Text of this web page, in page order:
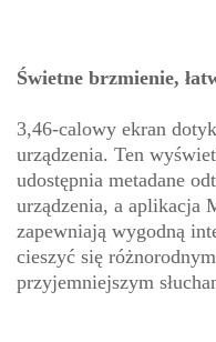
Świetne brzmienie,
3,46-calowy ekran
urządzenia. Ten
udostępnia metadane
urządzenia, a aplikacja
zapewniają wygodną
cieszyć się
przyjemniejszym